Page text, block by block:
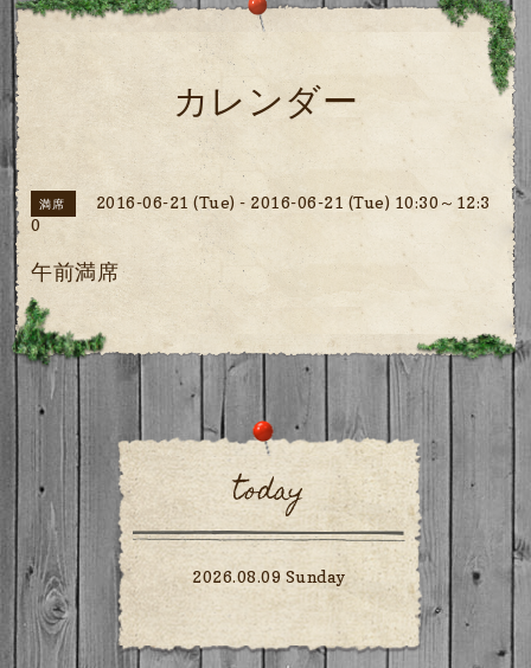
カレンダー
満席
2016-06-21 (Tue) - 2016-06-21 (Tue) 10:30～12:3
0
午前満席
today
2026.08.09 Sunday